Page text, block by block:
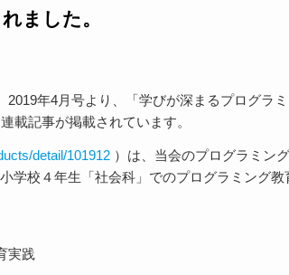
ました。
年4月号より、「学びが深まるプログラ
載記事が掲載されています。
detail/101912 ）は、当会のプログラミン
学校４年生「社会科」でのプログラミング教
実践